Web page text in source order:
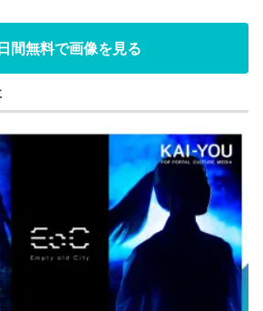
間無料で画像を見る